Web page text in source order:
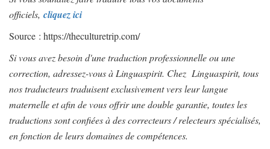
officiels, cliquez ici
Source : https://theculturetrip.com/
Si vous avez besoin d'une traduction professionnelle ou une
correction, adressez-vous à Linguaspirit. Chez Linguaspirit, tous
nos traducteurs traduisent exclusivement vers leur langue
maternelle et afin de vous offrir une double garantie, toutes les
traductions sont confiées à des correcteurs / relecteurs spécialisés,
en fonction de leurs domaines de compétences.